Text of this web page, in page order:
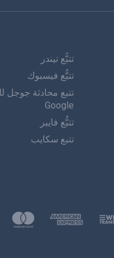
تتبُّع تيندر
تتبُّع فيسبوك
تتبع محادثة جوجل
Google
تتبُّع فايبر
تتبع سكايب